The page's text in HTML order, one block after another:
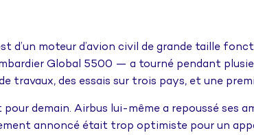
d’un moteur d’avion civil de grande taille
Global 5500 — a tourné pendant
travaux, des essais sur trois pays, et une
demain. Airbus lui-même a repoussé ses
annoncé était trop optimiste pour un